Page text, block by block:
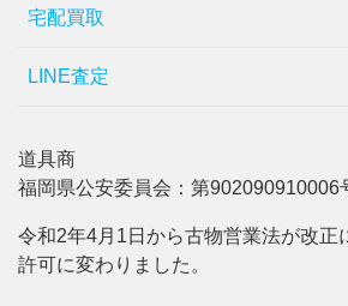
宅配買取
LINE査定
道具商
福岡県公安委員会：第902090910006
令和2年4月1日から古物営業法が改正
許可に変わりました。